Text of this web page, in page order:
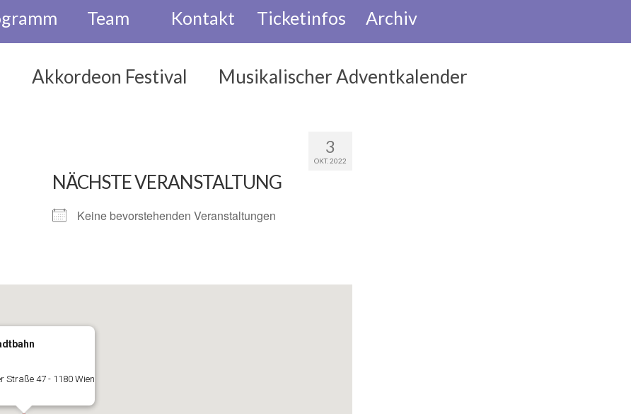
Team Kontakt Ticketinfos Archiv
Akkordeon Festival Musikalischer Adventkalender
3
OKT. 2022
NÄCHSTE VERANSTALTUNG
Keine bevorstehenden Veranstaltungen
Straße 47 - 1180 Wien